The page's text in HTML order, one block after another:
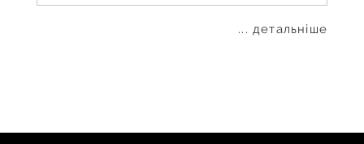
... детальніше